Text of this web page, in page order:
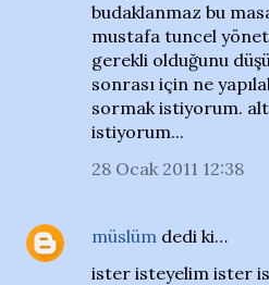
budaklanmaz bu
mustafa tuncel
gerekli olduğunu
sonrası için ne
sormak istiyorum.
istiyorum...
28 Ocak 2011 12:38
müslüm dedi ki…
ister isteyelim ister